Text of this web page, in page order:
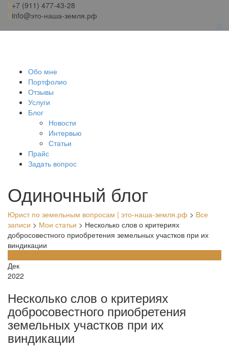
+7 (911) 477-43-28
info@это-наша-земля.рф
Обо мне
Портфолио
Отзывы
Услуги
Блог
Новости
Интервью
Статьи
Прайс
Задать вопрос
Одиночный блог
Юрист по земельным вопросам | это-наша-земля.рф > Все
записи > Мои статьи > Несколько слов о критериях
добросовестного приобретения земельных участков при их
виндикации
Дек
2022
Несколько слов о критериях
добросовестного приобретения
земельных участков при их
виндикации